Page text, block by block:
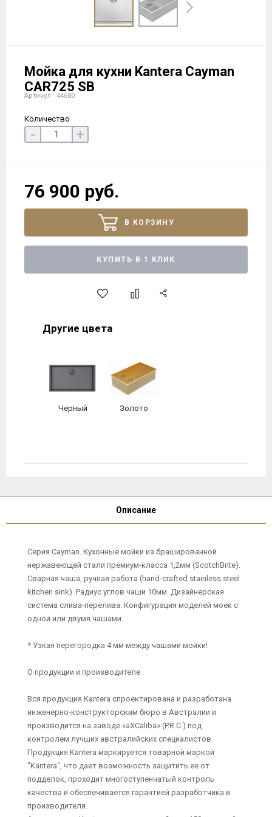
Мойка для кухни Kantera Cayman
CAR725 SB
Артикул : 44680
Количество
- +
76 900 руб.
В КОРЗИНУ
КУПИТЬ В 1 КЛИК
Другие цвета
Черный Золото
Описание
Серия Cayman. Кухонные мойки из брашированной
нержавеющей стали премиум-класса 1,2мм (ScotchBrite).
Сварная чаша, ручная работа (hand-crafted stainless steel
kitchen sink). Радиус углов чаши 10мм. Дизайнерская
система слива-перелива. Конфигурация моделей моек с
одной или двумя чашами.
* Узкая перегородка 4 мм между чашами мойки!
О продукции и производителе
Вся продукция Kantera спроектирована и разработана
инженерно-конструкторским бюро в Австралии и
производится на заводе «aXCaliba» (P.R.C.) под
контролем лучших австралийских специалистов.
Продукция Kantera маркируется товарной маркой
"Kantera", что дает возможность защитить ее от
подделок, проходит многоступенчатый контроль
качества и обеспечивается гарантией разработчика и
производителя.